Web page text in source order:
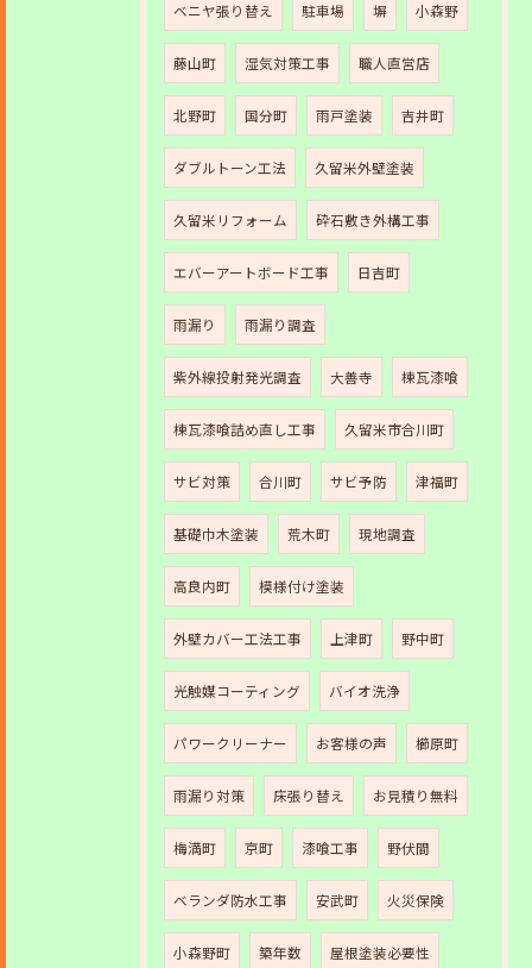
ベニヤ張り替え 駐車場 塀 小森野
藤山町 湿気対策工事 職人直営店
北野町 国分町 雨戸塗装 吉井町
ダブルトーン工法 久留米外壁塗装
久留米リフォーム 砕石敷き外構工事
エバーアートボード工事 日吉町
雨漏り 雨漏り調査
紫外線投射発光調査 大善寺 棟瓦漆喰
棟瓦漆喰詰め直し工事 久留米市合川町
サビ対策 合川町 サビ予防 津福町
基礎巾木塗装 荒木町 現地調査
高良内町 模様付け塗装
外壁カバー工法工事 上津町 野中町
光触媒コーティング バイオ洗浄
パワークリーナー お客様の声 櫛原町
雨漏り対策 床張り替え お見積り無料
梅満町 京町 漆喰工事 野伏間
ベランダ防水工事 安武町 火災保険
小森野町 築年数 屋根塗装必要性